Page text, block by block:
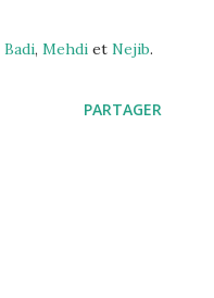
Badi, Mehdi et Nejib.
PARTAGER